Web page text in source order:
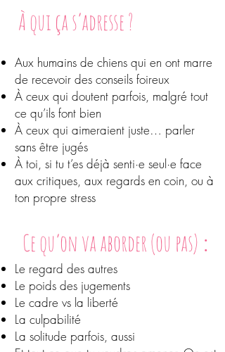
À qui ça s’adresse ?
Aux humains de chiens qui en ont marre
de recevoir des conseils foireux
À ceux qui doutent parfois, malgré tout
ce qu’ils font bien
À ceux qui aimeraient juste… parler
sans être jugés
À toi, si tu t’es déjà senti·e seul·e face
aux critiques, aux regards en coin, ou à
ton propre stress
Ce qu’on va aborder (ou pas) :
Le regard des autres
Le poids des jugements
Le cadre vs la liberté
La culpabilité
La solitude parfois, aussi